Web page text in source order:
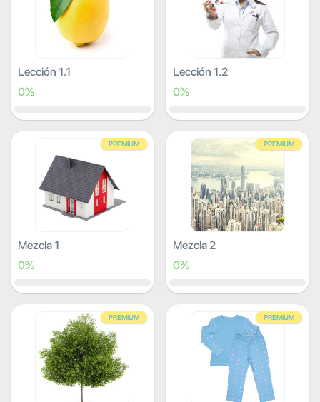
Lección 1.1
0%
Lección 1.2
0%
PREMIUM
Mezcla 1
0%
PREMIUM
Mezcla 2
0%
PREMIUM PREMIUM